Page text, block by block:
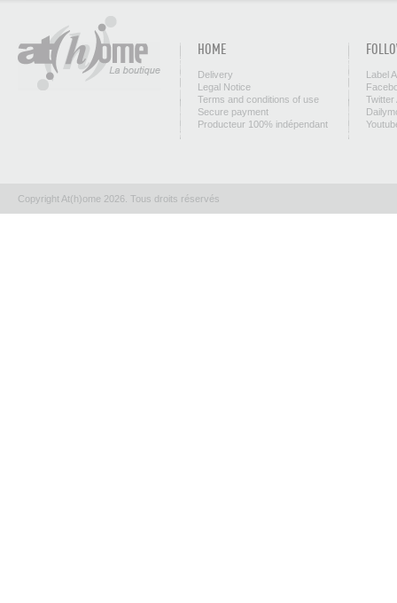
HOME
Delivery
Legal Notice
Terms and conditions of use
Secure payment
Producteur 100% indépendant
Label
Twitter
Copyright At(h)ome 2026. Tous droits réservés